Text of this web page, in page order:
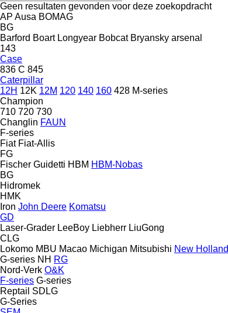
Geen resultaten gevonden voor deze zoekopdracht
AP Ausa BOMAG
BG
Barford Boart Longyear Bobcat Bryansky arsenal
143
Case
836 C 845
Caterpillar
12H 12K 12M 120 140 160 428 M-series
Champion
710 720 730
Changlin FAUN
F-series
Fiat Fiat-Allis
FG
Fischer Guidetti HBM HBM-Nobas
BG
Hidromek
HMK
Iron John Deere Komatsu
GD
Laser-Grader LeeBoy Liebherr LiuGong
CLG
Lokomo MBU Macao Michigan Mitsubishi New Holland
G-series NH RG
Nord-Verk O&K
F-series G-series
Reptail SDLG
G-Series